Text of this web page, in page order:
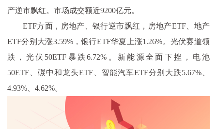
产逆市飘红。市场成交额近9200亿元。
ETF方面，房地产、银行逆市飘红，房地产ETF、地产
ETF分别大涨3.59%，银行ETF华夏上涨1.26%。光伏赛道领
跌，光伏50ETF暴跌6.72%。新能源全面下挫，电池
50ETF、碳中和龙头ETF、智能汽车ETF分别大跌5.67%、
4.93%、4.62%。